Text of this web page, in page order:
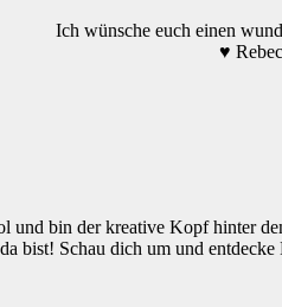
Ich wünsche euch einen
♥
bin der kreative Kopf hinter
bist! Schau dich um und entdecke